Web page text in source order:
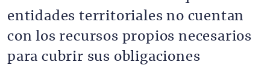
entidades territoriales no cuentan
con los recursos propios necesarios
para cubrir sus obligaciones